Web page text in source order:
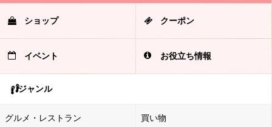
ショップ クーポン
イベント お役立ち情報
ジャンル
グルメ・レストラン 買い物